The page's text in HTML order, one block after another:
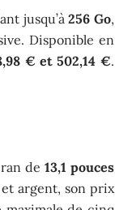
jusqu’à256 Go,
Disponible en
€ et 502,14 €.
de13,1 pouces
argent, son prix